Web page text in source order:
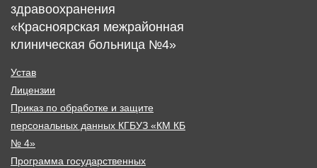
здравоохранения
«Красноярская межрайонная
клиническая больница №4»
Устав
Лицензии
Приказ по обработке и защите
персональных данных КГБУЗ «КМ КБ
№ 4»
Программа государственных